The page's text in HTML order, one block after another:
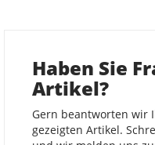
Haben Sie
Artikel?
Gern beantworten wir
gezeigten Artikel.